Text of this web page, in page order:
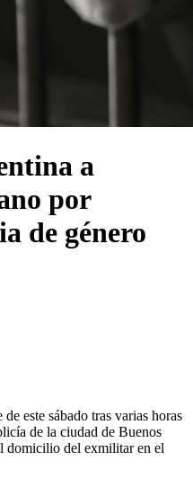
a
por
de género
este sábado tras varias horas
de la ciudad de Buenos
domicilio del exmilitar en el